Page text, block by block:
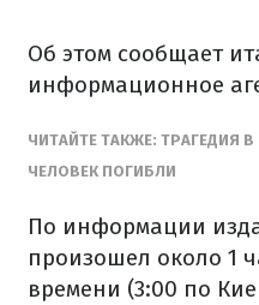
Об этом сообщает
информационное
ЧИТАЙТЕ ТАКЖЕ: ТРАГЕДИЯ
ЧЕЛОВЕК ПОГИБЛИ
По информации
произошел около 1
времени (3:00 по